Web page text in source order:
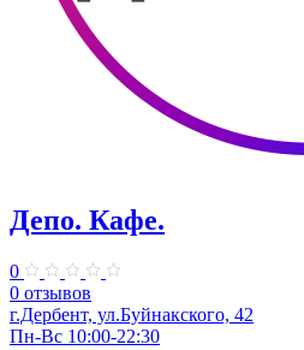
Депо. Кафе.
0
0 отзывов
г.Дербент, ул.Буйнакского, 42
Пн-Вс 10:00-22:30